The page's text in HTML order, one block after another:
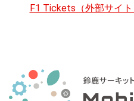
F1 Tickets（外部サイト